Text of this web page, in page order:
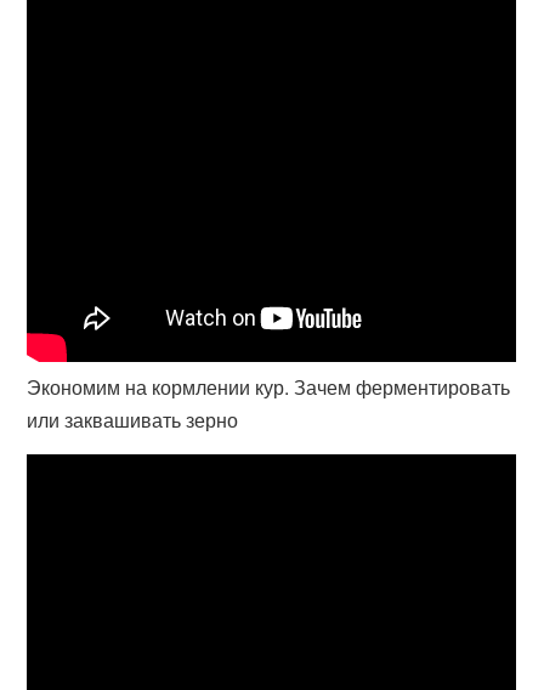
Экономим на кормлении кур. Зачем ферментировать
или заквашивать зерно